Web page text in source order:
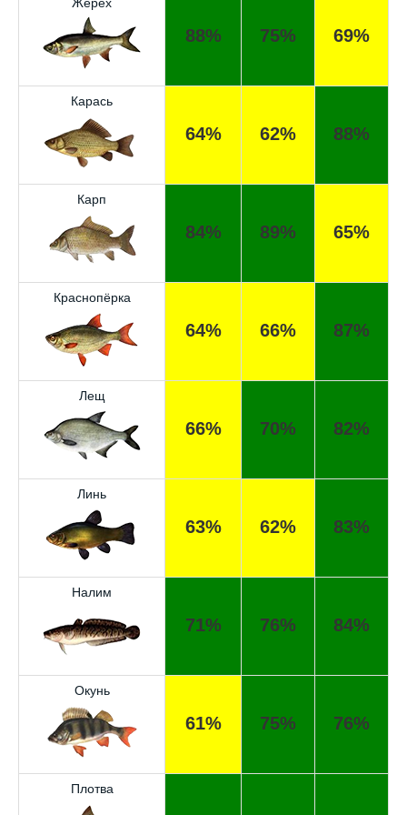
88% 75% 69%
Карась
64% 62% 88%
Карп
84% 89% 65%
Краснопёрка
64% 66% 87%
Лещ
66% 70% 82%
Линь
63% 62% 83%
Налим
71% 76% 84%
Окунь
61% 75% 76%
Плотва
Отличный прогноз клёва! Сегодня поймал
щуку весом 5 кг.
Спасибо за прогноз, сегодня уловил карпа
и окуня!